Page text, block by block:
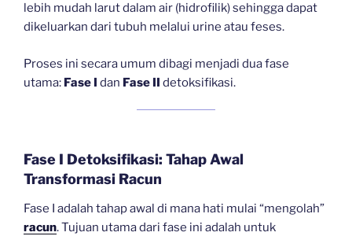
lebih mudah larut dalam air (hidrofilik) sehingga dapat
dikeluarkan dari tubuh melalui urine atau feses.
Proses ini secara umum dibagi menjadi dua fase
utama: Fase I dan Fase II detoksifikasi.
Fase I Detoksifikasi: Tahap Awal
Transformasi Racun
Fase I adalah tahap awal di mana hati mulai “mengolah”
racun. Tujuan utama dari fase ini adalah untuk